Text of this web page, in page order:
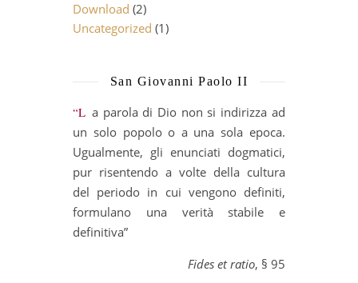
Download (2)
Uncategorized (1)
San Giovanni Paolo II
“La parola di Dio non si indirizza ad
un solo popolo o a una sola epoca.
Ugualmente, gli enunciati dogmatici,
pur risentendo a volte della cultura
del periodo in cui vengono definiti,
formulano una verità stabile e
definitiva”
Fides et ratio, § 95